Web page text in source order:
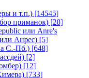
и т.п.) [14545]
приманок) [28]
или Anre's
Анрес) [5]
С.-Пб.) [648]
[2]
[12]
[733]